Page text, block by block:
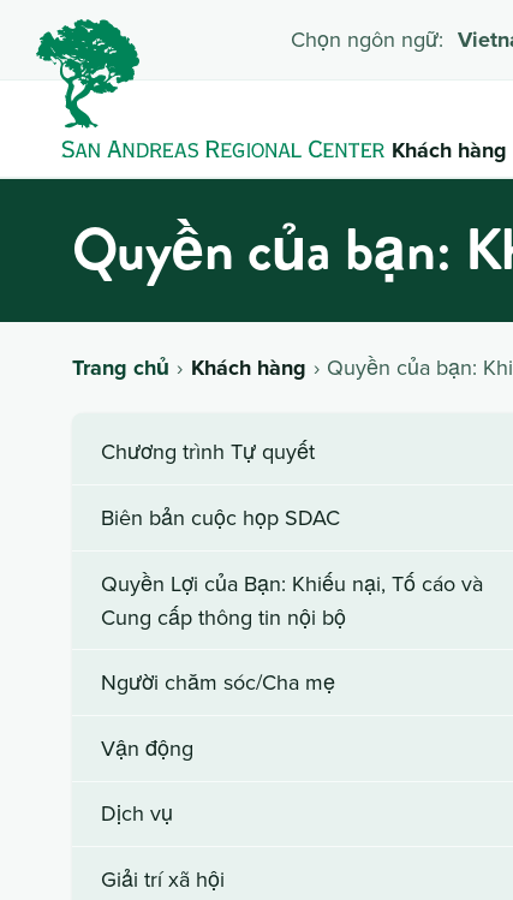
Chọn ngôn ngữ:
Khách hàng
Quyền của bạn:
Trang chủ Khách hàng Quyền của bạn:
Chương trình Tự quyết
Biên bản cuộc họp SDAC
Quyền Lợi của Bạn: Khiếu nại, Tố cáo và
Cung cấp thông tin nội bộ
Người chăm sóc/Cha mẹ
Vận động
Dịch vụ
Giải trí xã hội